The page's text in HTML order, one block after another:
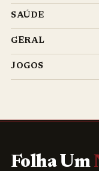
SAÚDE
GERAL
JOGOS
Folha Um